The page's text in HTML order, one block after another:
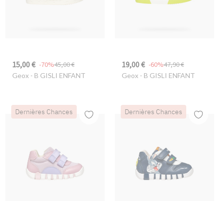
15,00 € 45,00 €
-70%
Geox- B GISLI ENFANT
19,00 € 47,90 €
-60%
Geox- B GISLI ENFANT
Dernières Chances Dernières Chances